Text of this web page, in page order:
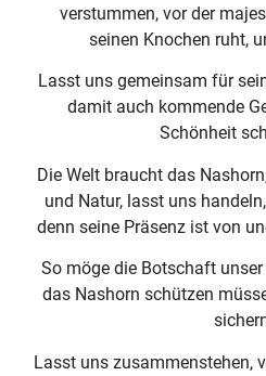
verstummen, vor der
seinen Knochen ruht,
Lasst uns gemeinsam für
damit auch kommende
Schönheit
Die Welt braucht das
und Natur, lasst uns
denn seine Präsenz ist von
So möge die Botschaft
das Nashorn schützen
Lasst uns zusammenstehen,